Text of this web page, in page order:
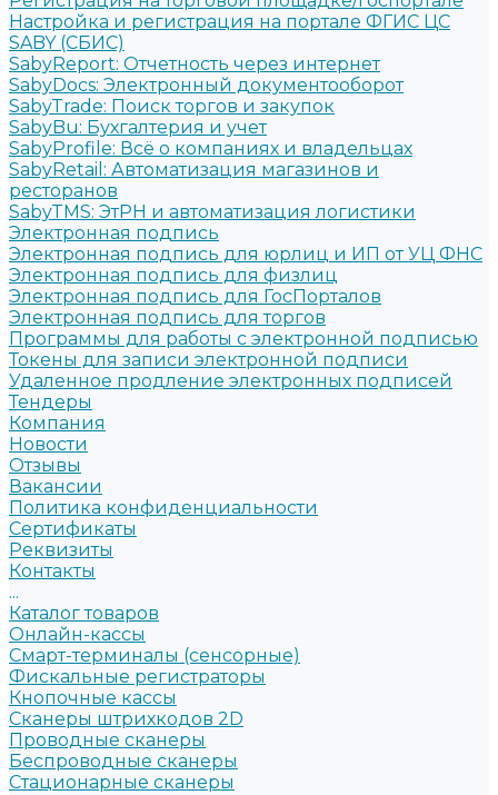
Настройка и регистрация на портале ФГИС ЦС
SABY (СБИС)
SabyReport: Отчетность через интернет
SabyDocs: Электронный документооборот
SabyTrade: Поиск торгов и закупок
SabyBu: Бухгалтерия и учет
SabyProfile: Всё о компаниях и владельцах
SabyRetail: Автоматизация магазинов и
ресторанов
SabyTMS: ЭтРН и автоматизация логистики
Электронная подпись
Электронная подпись для юрлиц и ИП от УЦ ФНС
Электронная подпись для физлиц
Электронная подпись для ГосПорталов
Электронная подпись для торгов
Программы для работы с электронной подписью
Токены для записи электронной подписи
Удаленное продление электронных подписей
Тендеры
Компания
Новости
Отзывы
Вакансии
Политика конфиденциальности
Сертификаты
Реквизиты
Контакты
...
Каталог товаров
Онлайн-кассы
Смарт-терминалы (сенсорные)
Фискальные регистраторы
Кнопочные кассы
Сканеры штрихкодов 2D
Проводные сканеры
Беспроводные сканеры
Стационарные сканеры